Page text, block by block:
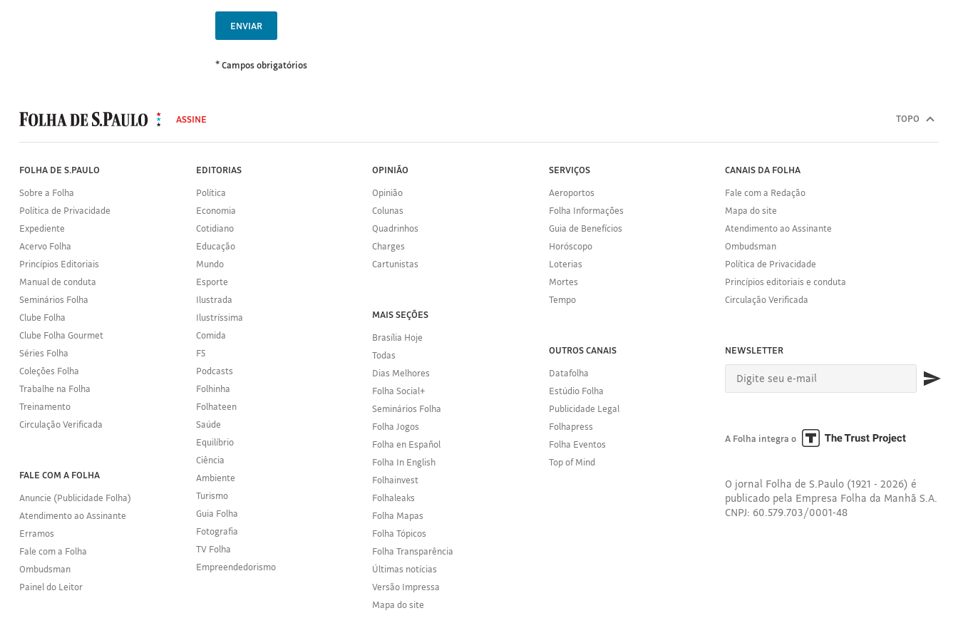
ENVIAR
* Campos obrigatórios
Folha
de
S.Paulo
ASSINE TOPO
FOLHA DE S.PAULO
Sobre a Folha
Política de Privacidade
Expediente
Acervo Folha
Princípios Editoriais
Manual de conduta
Seminários Folha
Clube Folha
Clube Folha Gourmet
Séries Folha
Coleções Folha
Trabalhe na Folha
Treinamento
Circulação Verificada
FALE COM A FOLHA
Anuncie (Publicidade Folha)
Atendimento ao Assinante
Erramos
Fale com a Folha
Ombudsman
Painel do Leitor
EDITORIAS
Política
Economia
Cotidiano
Educação
Mundo
Esporte
Ilustrada
Ilustríssima
Comida
F5
Podcasts
Folhinha
Folhateen
Saúde
Equilíbrio
Ciência
Ambiente
Turismo
Guia Folha
Fotografia
TV Folha
Empreendedorismo
OPINIÃO
Opinião
Colunas
Quadrinhos
Charges
Cartunistas
MAIS SEÇÕES
Brasília Hoje
Todas
Dias Melhores
Folha Social+
Seminários Folha
Folha Jogos
Folha en Español
Folha In English
Folhainvest
Folhaleaks
Folha Mapas
Folha Tópicos
Folha Transparência
Últimas notícias
Versão Impressa
Mapa do site
SERVIÇOS
Aeroportos
Folha Informações
Guia de Benefícios
Horóscopo
Loterias
Mortes
Tempo
OUTROS CANAIS
Datafolha
Estúdio Folha
Publicidade Legal
Folhapress
Folha Eventos
Top of Mind
CANAIS DA FOLHA
Fale com a Redação
Mapa do site
Atendimento ao Assinante
Ombudsman
Política de Privacidade
Princípios editoriais e conduta
Circulação Verificada
NEWSLETTER
A Folha integra o
O jornal Folha de S.Paulo (1921 - 2026) é
publicado pela Empresa Folha da Manhã S.A.
CNPJ: 60.579.703/0001-48